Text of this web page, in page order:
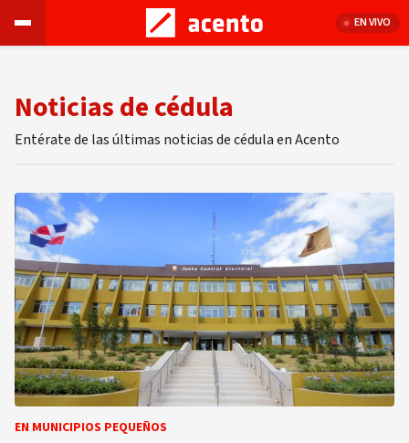
EN VIVO
Noticias de cédula
Entérate de las últimas noticias de cédula en Acento
EN MUNICIPIOS PEQUEÑOS